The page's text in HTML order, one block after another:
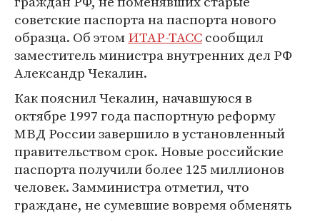
советские паспорта на паспорта нового
образца. Об этомИТАР-ТАССсообщил
заместитель министра внутренних дел РФ
Александр Чекалин.
Как пояснил Чекалин, начавшуюся в
октябре 1997 года паспортную реформу
МВД России завершило в установленный
правительством срок. Новые российские
паспорта получили более 125 миллионов
человек. Замминистра отметил, что
граждане, не сумевшие вовремя обменять